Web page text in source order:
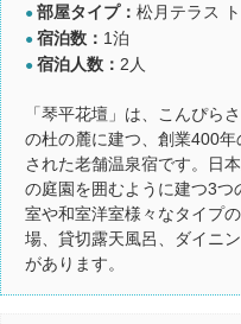
● 部屋タイプ： 松月テラス
● 宿泊数： 1泊
● 宿泊人数： 2人
「琴平花壇」は、こんぴら
の杜の麓に建つ、創業400
された老舗温泉宿です。日
の庭園を囲むように建つ3
室や和室洋室様々なタイプ
場、貸切露天風呂、ダイニ
があります。